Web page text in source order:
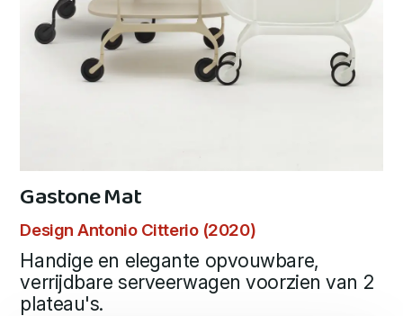
Gastone Mat
Design Antonio Citterio (2020)
Handige en elegante opvouwbare,
verrijdbare serveerwagen voorzien van 2
plateau's.